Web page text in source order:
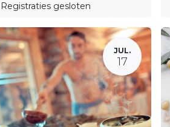
Registraties gesloten
JUL.
17